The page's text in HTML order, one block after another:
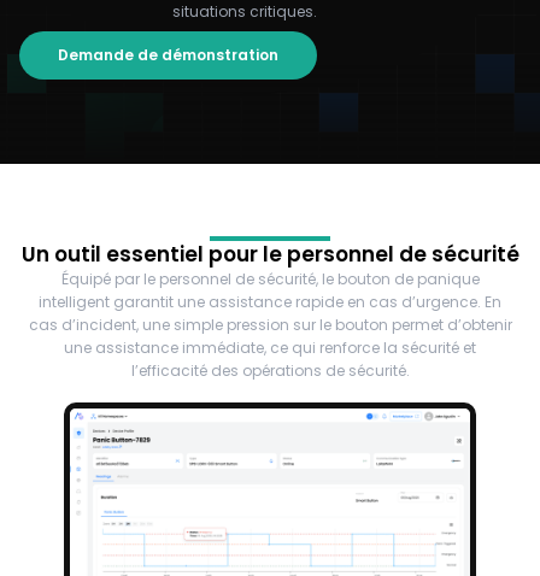
situations critiques.
Demande de démonstration
Un outil essentiel pour le personnel de sécurité
Équipé par le personnel de sécurité, le bouton de panique
intelligent garantit une assistance rapide en cas d’urgence. En
cas d’incident, une simple pression sur le bouton permet d’obtenir
une assistance immédiate, ce qui renforce la sécurité et
l’efficacité des opérations de sécurité.